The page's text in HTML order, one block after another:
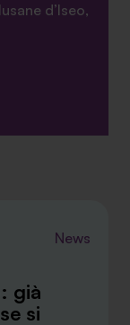
d’Iseo,
News
già
si